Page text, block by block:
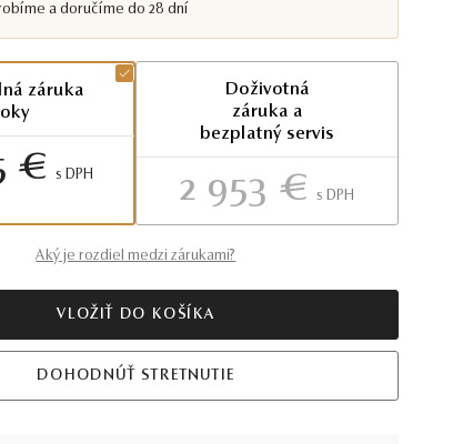
a doručíme do 28 dní
záruka
€ S DPH
Doživotná
záruka a
bezplatný servis
2 953 € S DPH
Aký je rozdiel medzi zárukami?
VLOŽIŤ DO KOŠÍKA
DOHODNÚŤ STRETNUTIE